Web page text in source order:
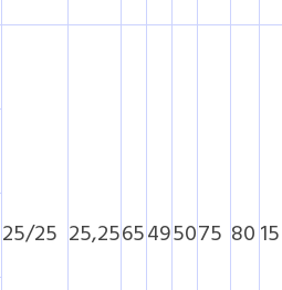
25/25 25,2565495075 8015